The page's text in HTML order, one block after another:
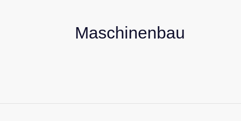
Maschinenbau